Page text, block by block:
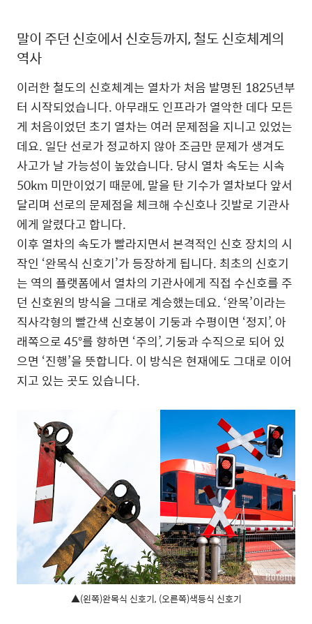
말이 주던 신호에서 신호등까지, 철도 신호체계의
역사
이러한 철도의 신호체계는 열차가 처음 발명된 1825년부
터 시작되었습니다. 아무래도 인프라가 열악한 데다 모든
게 처음이었던 초기 열차는 여러 문제점을 지니고 있었는
데요. 일단 선로가 정교하지 않아 조금만 문제가 생겨도
사고가 날 가능성이 높았습니다. 당시 열차 속도는 시속
50km 미만이었기 때문에, 말을 탄 기수가 열차보다 앞서
달리며 선로의 문제점을 체크해 수신호나 깃발로 기관사
에게 알렸다고 합니다.
이후 열차의 속도가 빨라지면서 본격적인 신호 장치의 시
작인 ‘완목식 신호기’가 등장하게 됩니다. 최초의 신호기
는 역의 플랫폼에서 열차의 기관사에게 직접 수신호를 주
던 신호원의 방식을 그대로 계승했는데요. ‘완목’이라는
직사각형의 빨간색 신호봉이 기둥과 수평이면 ‘정지’, 아
래쪽으로 45°를 향하면 ‘주의’, 기둥과 수직으로 되어 있
으면 ‘진행’을 뜻합니다. 이 방식은 현재에도 그대로 이어
지고 있는 곳도 있습니다.
▲(왼쪽)완목식 신호기, (오른쪽)색등식 신호기